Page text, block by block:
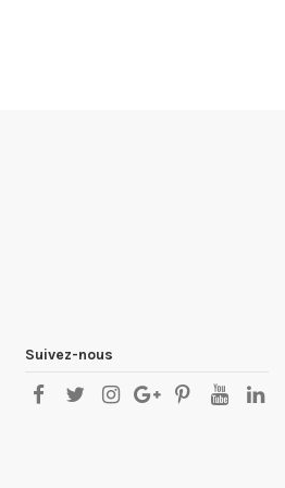
Suivez-nous